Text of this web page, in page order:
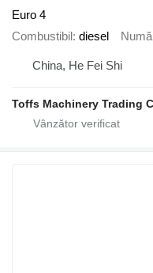
Euro 4
Combustibil diesel
China, He Fei Shi
Toffs Machinery Trading